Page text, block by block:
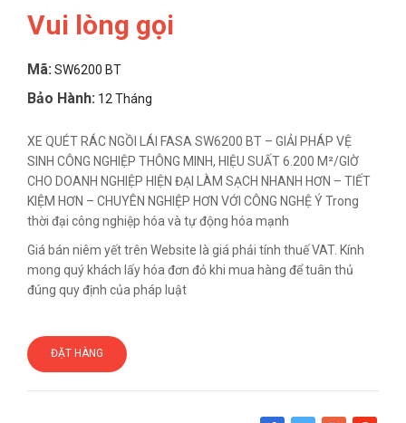
Vui lòng gọi
Mã: SW6200 BT
Bảo Hành: 12 Tháng
XE QUÉT RÁC NGỒI LÁI FASA SW6200 BT – GIẢI PHÁP VỆ
SINH CÔNG NGHIỆP THÔNG MINH, HIỆU SUẤT 6.200 M²/GIỜ
CHO DOANH NGHIỆP HIỆN ĐẠI LÀM SẠCH NHANH HƠN – TIẾT
KIỆM HƠN – CHUYÊN NGHIỆP HƠN VỚI CÔNG NGHỆ Ý Trong
thời đại công nghiệp hóa và tự động hóa mạnh
Giá bán niêm yết trên Website là giá phải tính thuế VAT. Kính
mong quý khách lấy hóa đơn đỏ khi mua hàng để tuân thủ
đúng quy định của pháp luật
ĐẶT HÀNG